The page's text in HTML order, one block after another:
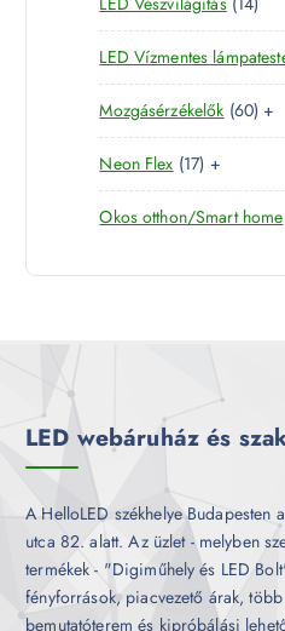
k
e
r
m
é
k
4
t
e
r
m
k
LED Vízmentes
Mozgásérzékelők 606
0
e
r
é
+
Neon Flex 171
7
t
r
+
Okos otthon/Smart home
LED webáruház és
A HelloLED székhelye Budapesten
utca 82. alatt. Az üzlet - melyben
termékek - "Digiműhely és LED
fényforrások, piacvezető árak,
bemutatóterem és kipróbálási